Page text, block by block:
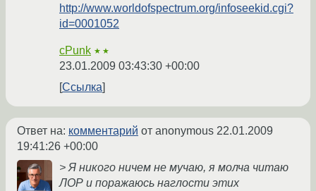
http://www.worldofspectrum.org/infoseekid.cgi?
id=0001052
cPunk ★★
23.01.2009 03:43:30 +00:00
Ссылка
Ответ на: комментарий от anonymous 22.01.2009
19:41:26 +00:00
> Я никого ничем не мучаю, я молча читаю
ЛОР и поражаюсь наглости этих